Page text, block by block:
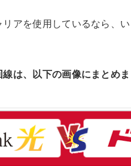
アを使用しているなら、
は、以下の画像にまとめ